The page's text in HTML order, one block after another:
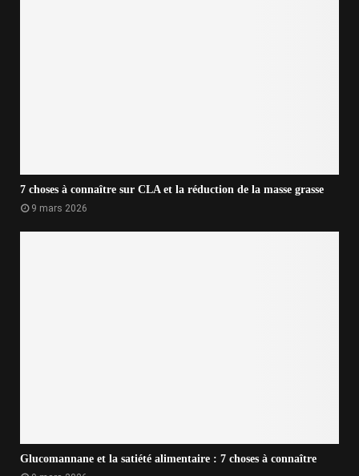
7 choses à connaître sur CLA et la réduction de la masse grasse
9 mars 2026
Glucomannane et la satiété alimentaire : 7 choses à connaître